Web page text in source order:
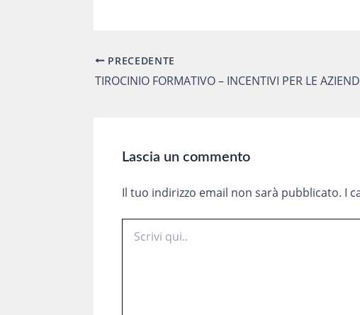
Navigazione
articoli
PRECEDENTE
TIROCINIO FORMATIVO – INCENTIVI PER LE
Lascia un commento
Il tuo indirizzo email non sarà pubblicato. I
qui..